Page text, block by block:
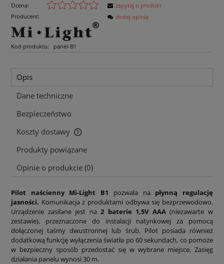
Ocena:
Producent:
Kod produktu: panel-B1
zapytaj o produkt
dodaj opinię
Opis
Dane techniczne
Bezpieczeństwo
Koszty dostawy
Cena nie zawiera ewentualnych kosztów płatności
Produkty powiązane
Opinie o produkcie (0)
Pilot naścienny Mi-Light B1 pozwala na płynną regulację
jasności. Komunikacja z produktami odbywa się bezprzewodowo.
Urządzenie zasilane jest na2 baterie 1,5V AAA(niezawarte w
zestawie), przeznaczone do instalacji natynkowej za pomocą
dołączonej taśmy dwustronnej lub śrub. Pilot posiada również
dodatkową funkcję wyłączenia światła po 60 sekundach, co pomoże
w bezpieczny sposób przedostać się w wybrane miejsce. Zasięg
działania panelu wynosi 30 m.